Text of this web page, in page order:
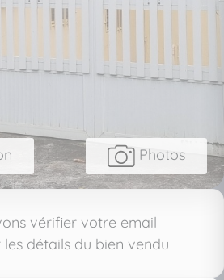
Photos
vérifier votre email
détails du bien vendu